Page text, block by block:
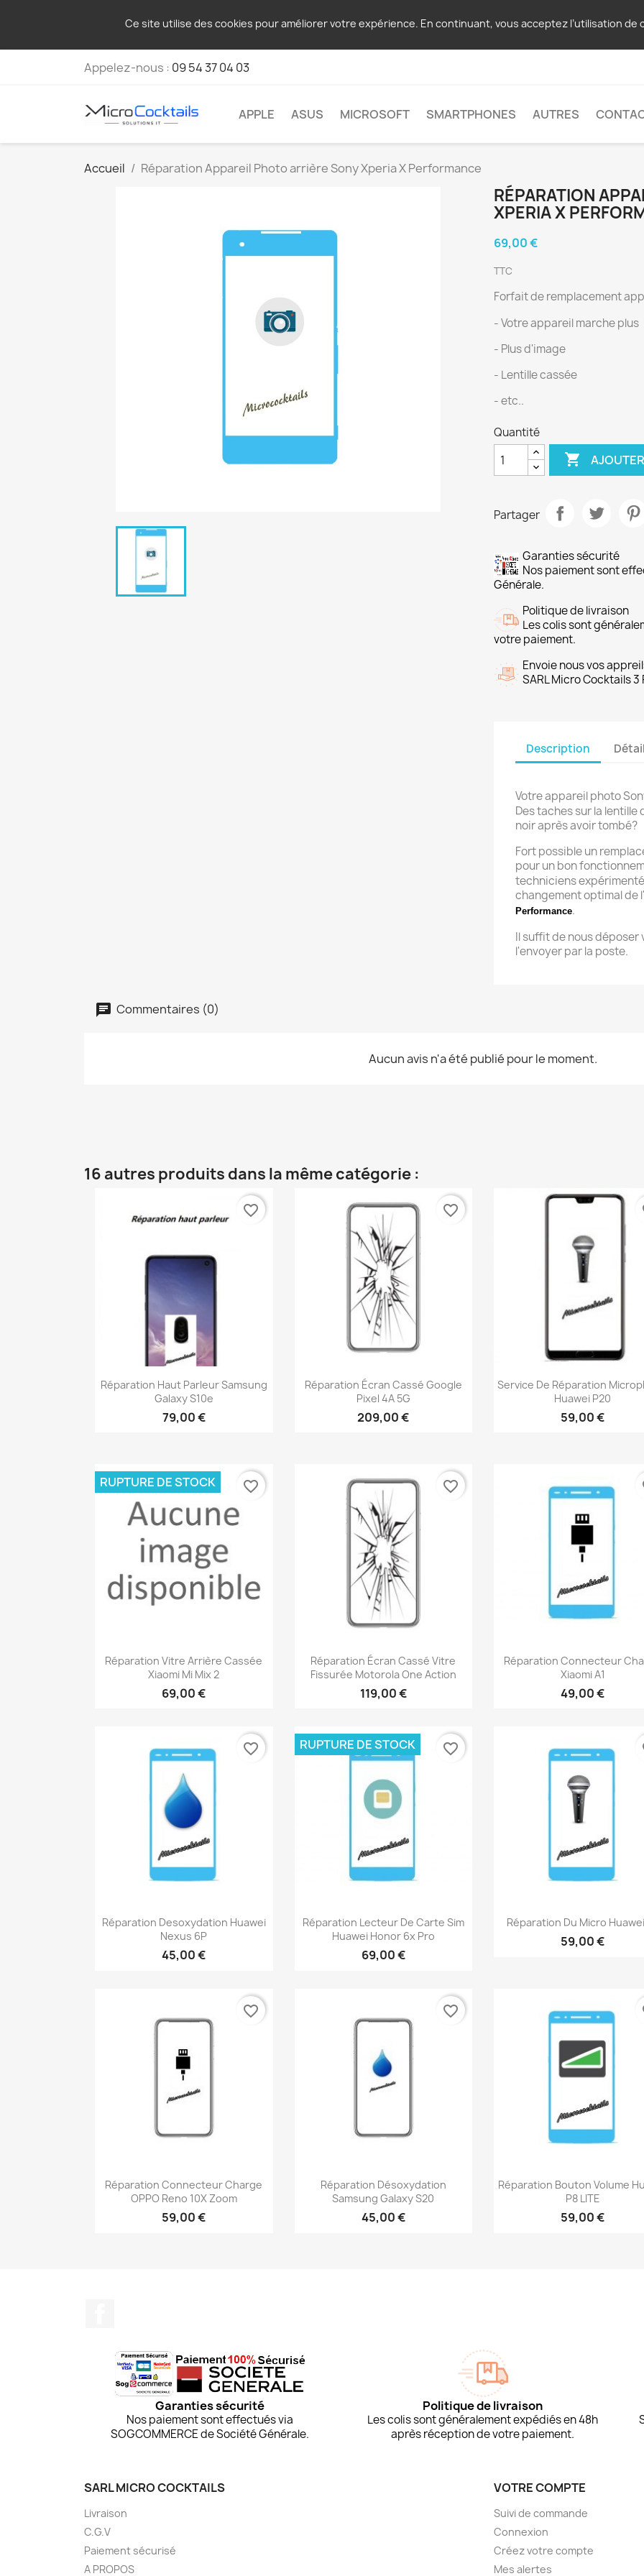
Ce site utilise des cookies pour améliorer votre expérience. En continuant, vous acceptez l’utilisation de
Appelez-nous : 09 54 37 04 03
APPLE ASUS MICROSOFT SMARTPHONES AUTRES
Accueil Réparation Appareil Photo arrière Sony Xperia X Performance
RÉPARATION
XPERIA X
69,00 €
TTC
Forfait de remplacement
- Votre appareil marche plus
- Plus d'image
- Lentille cassée
- etc..
Quantité

Partager
Garanties sécurité
Nos paiement sont
Générale.
Politique de livraison
Les colis sont
votre paiement.
Envoie nous vos
SARL Micro Cocktails 3
Description
Votre appareil photo
Des taches sur la
noir après avoir tombé?
Fort possible un
pour un bon
techniciens
changement optimal de
Performance.
Il suffit de nous déposer
l'envoyer par la poste.
Commentaires (0)
Aucun avis n'a été publié pour le moment.
16 autres produits dans la même catégorie :
Aperçu rapide
Réparation Haut Parleur Samsung
Galaxy S10e
79,00 €
favorite_border
Aperçu rapide
Réparation Écran Cassé Google
Pixel 4A 5G
209,00 €
favorite_border
 Aperçu rapide
Service De Réparation
Huawei P20
59,00 €
Aperçu rapide
Réparation Vitre Arrière Cassée
Xiaomi Mi Mix 2
69,00 €
RUPTURE DE STOCK favorite_border
Aperçu rapide
Réparation Écran Cassé Vitre
Fissurée Motorola One Action
119,00 €
favorite_border
Aperçu rapide
Réparation Connecteur
Xiaomi A1
49,00 €
Aperçu rapide
Réparation Desoxydation Huawei
Nexus 6P
45,00 €
favorite_border
Aperçu rapide
Réparation Lecteur De Carte Sim
Huawei Honor 6x Pro
69,00 €
RUPTURE DE STOCK favorite_border
Aperçu rapide
Réparation Du Micro
59,00 €
Aperçu rapide
Réparation Connecteur Charge
OPPO Reno 10X Zoom
59,00 €
favorite_border
Aperçu rapide
Réparation Désoxydation
Samsung Galaxy S20
45,00 €
favorite_border
Aperçu rapide
Réparation Bouton Volume
P8 LITE
59,00 €
Garanties sécurité
Nos paiement sont effectués via
SOGCOMMERCE de Société Générale.
Politique de livraison
Les colis sont généralement expédiés en 48h
après réception de votre paiement.
SARL MICRO COCKTAILS
Livraison
C.G.V
Paiement sécurisé
A PROPOS
VOTRE COMPTE
Suivi de commande
Connexion
Créez votre compte
Mes alertes